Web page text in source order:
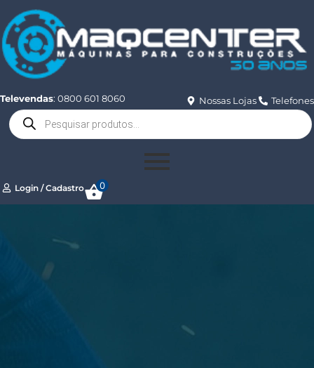
Televendas: 0800 601 8060 Nossas Lojas Telefones
Login / Cadastro 0